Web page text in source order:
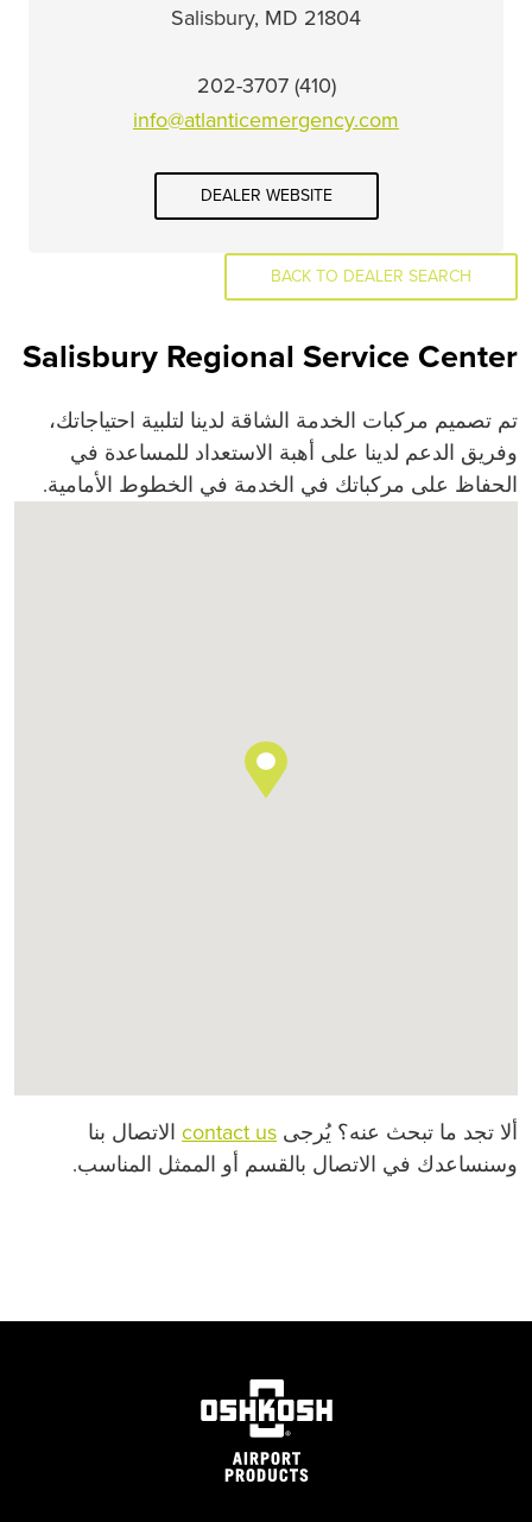
Salisbury, MD 21804
(410) 202-3707
info@atlanticemergency.com
DEALER WEBSITE
BACK TO DEALER SEARCH
Salisbury Regional Service Center
تم تصميم مركبات الخدمة الشاقة لدينا لتلبية احتياجاتك،
وفريق الدعم لدينا على أهبة الاستعداد للمساعدة في
الحفاظ على مركباتك في الخدمة في الخطوط الأمامية.
ألا تجد ما تبحث عنه؟ يُرجى contact usالاتصال بنا
وسنساعدك في الاتصال بالقسم أو الممثل المناسب.